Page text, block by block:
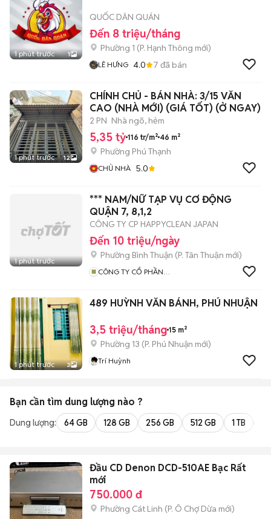
1 phút trước 1
QUỐC DÂN QUÁN
Đến 8 triệu/tháng
Phường 1 (P. Hạnh Thông mới)
LÊ HƯNG 4.0 7 đã bán
1 phút trước 12
CHÍNH CHỦ - BÁN NHÀ: 3/15 VĂN
CAO (NHÀ MỚI) (GIÁ TỐT) (Ở NGAY)
2 PN Nhà ngõ, hẻm
5,35 tỷ 116 tr/m² 46 m²
Phường Phú Thạnh
CHỦ NHÀ 5.0
1 phút trước
*** NAM/NỮ TẠP VỤ CƠ ĐỘNG
QUẬN 7, 8,1,2
CÔNG TY CP HAPPYCLEAN JAPAN
Đến 10 triệu/ngày
Phường Bình Thuận (P. Tân Thuận mới)
CÔNG TY CỔ PHẦN
1 phút trước 3
489 HUỲNH VĂN BÁNH, PHÚ NHUẬN
3,5 triệu/tháng 15 m²
Phường 13 (P. Phú Nhuận mới)
Trí Huỳnh
Bạn cần tìm dung lượng nào ?
Dung lượng: 64 GB 128 GB 256 GB 512 GB 1 TB
Đầu CD Denon DCD-510AE Bạc Rất
mới
750.000 đ
Phường Cát Linh (P. Ô Chợ Dừa mới)